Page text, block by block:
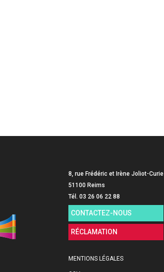
8, rue Frédéric et Irène Joliot-Curie
51100 Reims
Tél. 03 26 06 22 88
CONTACTEZ-NOUS
RÉCLAMATION
MENTIONS LÉGALES